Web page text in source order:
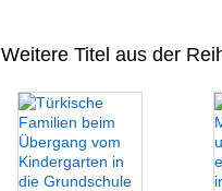
Weitere Titel aus der